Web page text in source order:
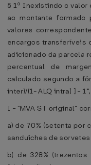
§ 1º Inexistindo o
ao montante
valores
encargos transferíveis
adicionado da parcela
percentual de
calculado segundo a
inter)/(1- ALQ intra) ] -
I - "MVA ST original"
a) de 70% (setenta por
sanduíches de
b) de 328%